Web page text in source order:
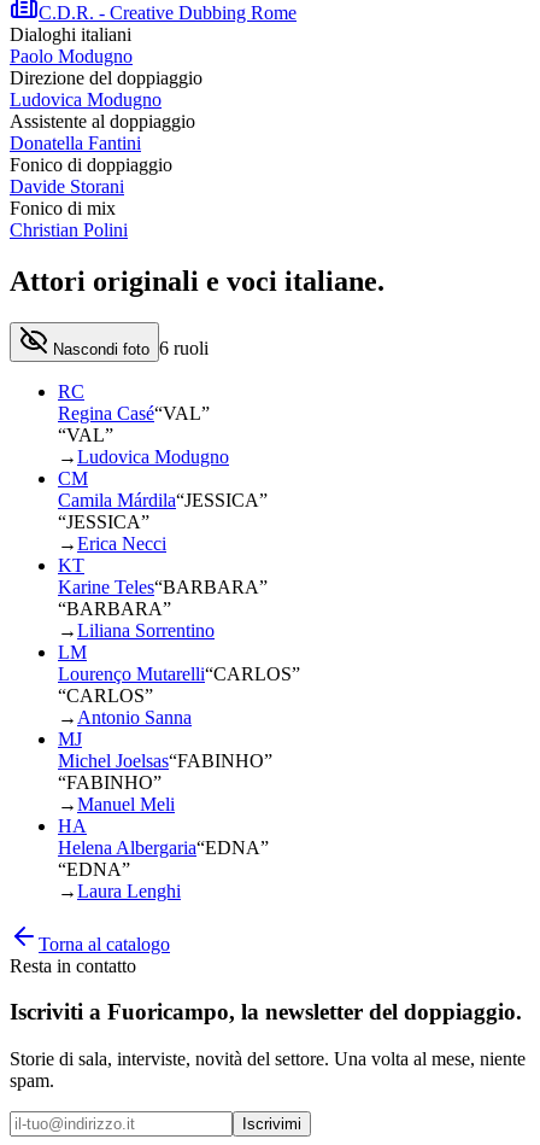
C.D.R. - Creative Dubbing Rome
Dialoghi italiani
Paolo Modugno
Direzione del doppiaggio
Ludovica Modugno
Assistente al doppiaggio
Donatella Fantini
Fonico di doppiaggio
Davide Storani
Fonico di mix
Christian Polini
Attori originali e voci italiane.
Nascondi foto 6 ruoli
RC
Regina Casé“VAL”
“VAL”
→Ludovica Modugno
CM
Camila Márdila“JESSICA”
“JESSICA”
→Erica Necci
KT
Karine Teles“BARBARA”
“BARBARA”
→Liliana Sorrentino
LM
Lourenço Mutarelli“CARLOS”
“CARLOS”
→ Antonio Sanna
MJ
Michel Joelsas“FABINHO”
“FABINHO”
→Manuel Meli
HA
Helena Albergaria“EDNA”
“EDNA”
→Laura Lenghi
Torna al catalogo
Resta in contatto
Iscriviti a Fuoricampo, la newsletter del doppiaggio.
Storie di sala, interviste, novità del settore. Una volta al mese, niente
spam.
Iscrivimi